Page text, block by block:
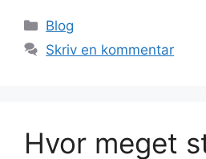
Blog
Skriv en kommentar
Hvor meget